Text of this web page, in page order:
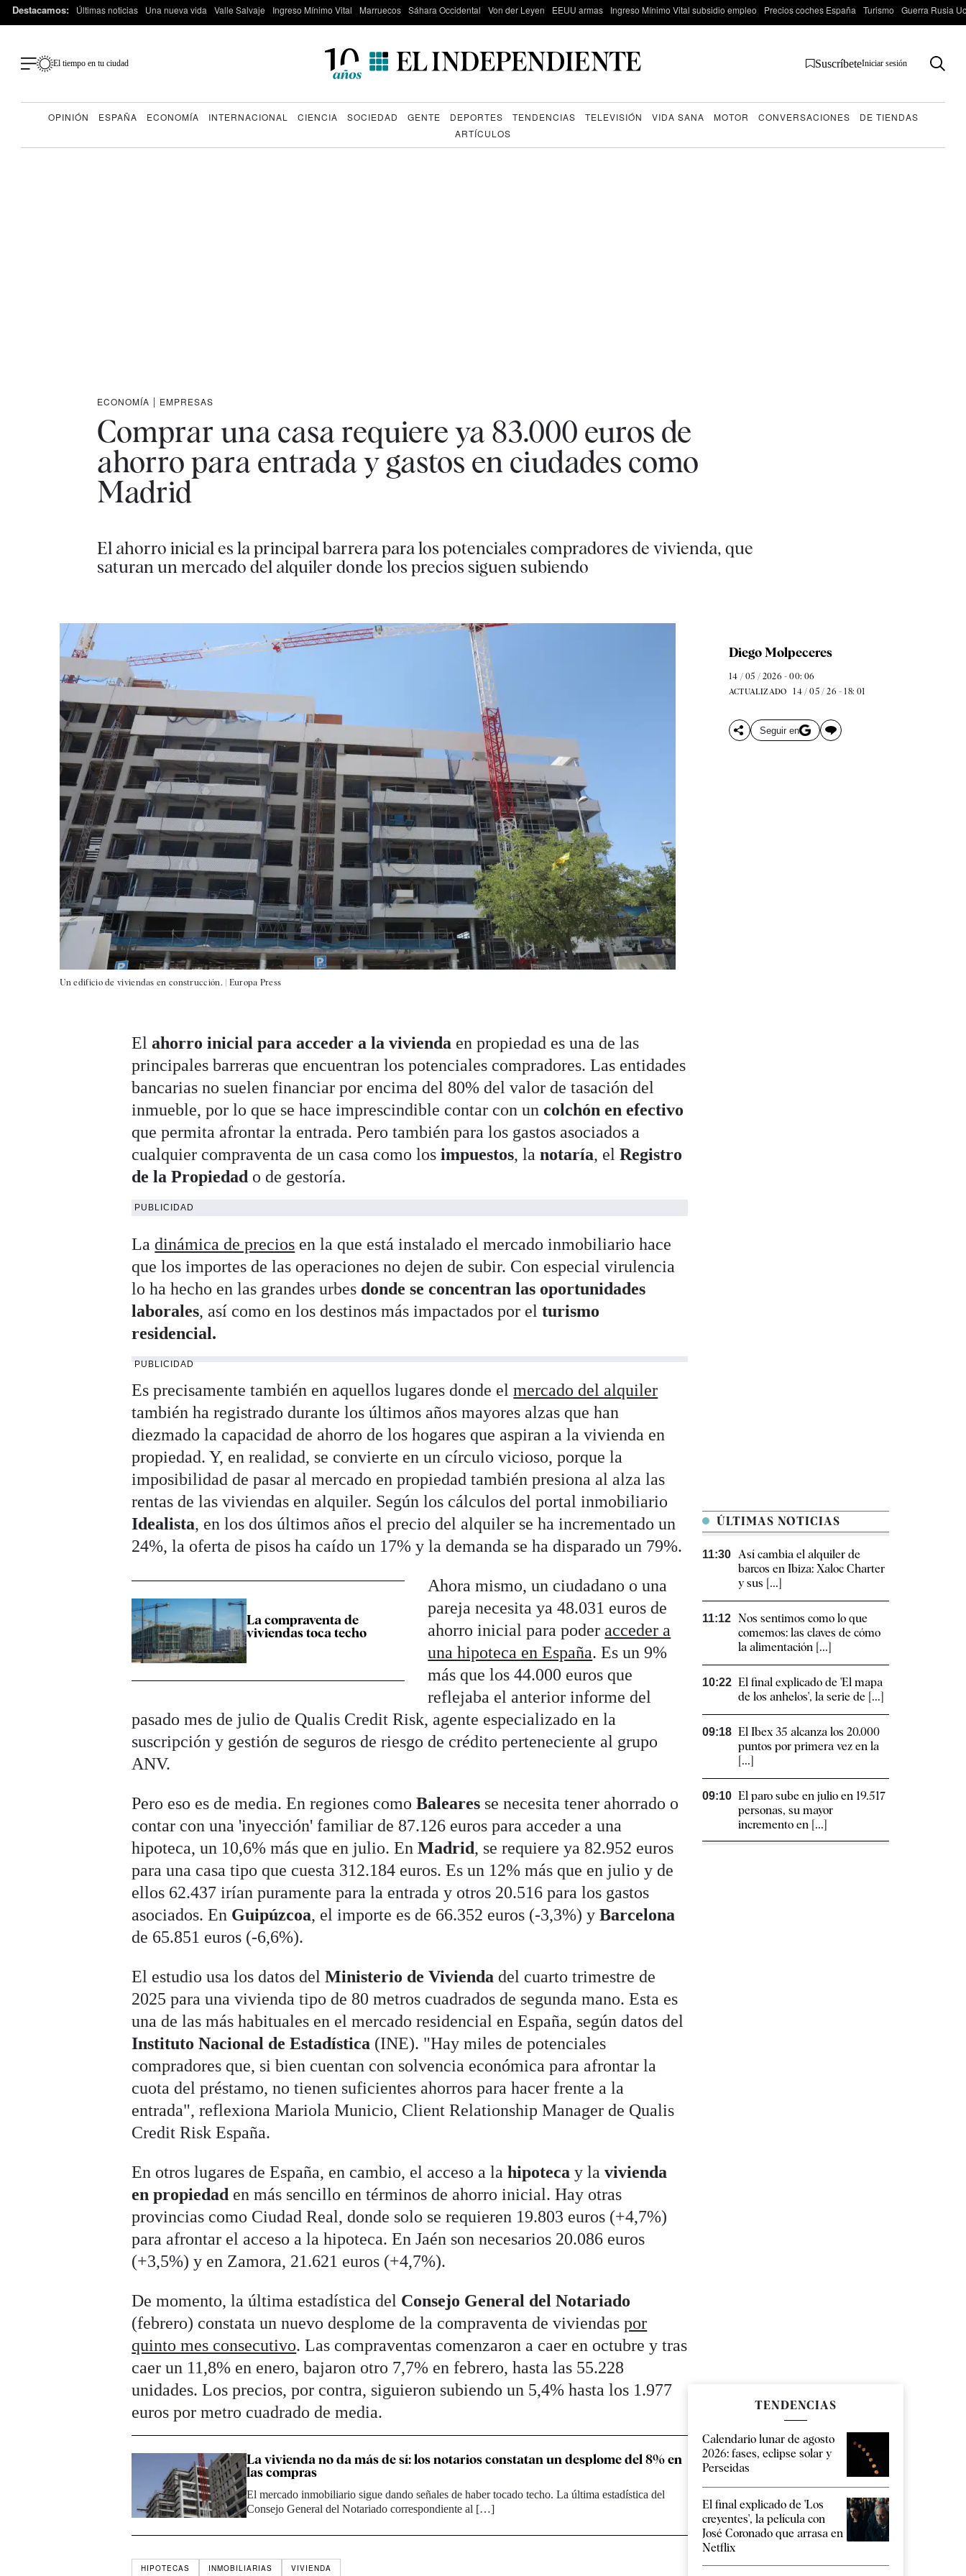
Destacamos: Últimas noticias Una nueva vida Valle Salvaje Ingreso Mínimo Vital Marruecos Sáhara Occidental Von der Leyen EEUU armas Ingreso Mínimo Vital subsidio empleo Precios coches España Turismo Guerra Rusia
El tiempo en tu ciudad SuscríbeteIniciar sesión
OPINIÓN ESPAÑA ECONOMÍA INTERNACIONAL CIENCIA SOCIEDAD GENTE DEPORTES TENDENCIAS TELEVISIÓN VIDA SANA MOTOR CONVERSACIONES
DE TIENDAS
ARTÍCULOS
ECONOMÍA | EMPRESAS
Comprar una casa requiere ya 83.000 euros de
ahorro para entrada y gastos en ciudades como
Madrid
El ahorro inicial es la principal barrera para los potenciales compradores de vivienda, que
saturan un mercado del alquiler donde los precios siguen subiendo
Un edificio de viviendas en construcción. | Europa Press
Diego Molpeceres
14 / 05 / 2026 - 00: 06
ACTUALIZADO 14 / 05 / 26 - 18: 01
Seguir en
Elahorro inicial para acceder a la vivienda en propiedad es una de las
principales barreras que encuentran los potenciales compradores. Las entidades
bancarias no suelen financiar por encima del 80% del valor de tasación del
inmueble, por lo que se hace imprescindible contar con un colchón en efectivo
que permita afrontar la entrada. Pero también para los gastos asociados a
cualquier compraventa de un casa como losimpuestos, lanotaría, elRegistro
de la Propiedad o de gestoría.
PUBLICIDAD
Ladinámica de precios en la que está instalado el mercado inmobiliario hace
que los importes de las operaciones no dejen de subir. Con especial virulencia
lo ha hecho en las grandes urbes donde se concentran las oportunidades
laborales, así como en los destinos más impactados por el turismo
residencial.
PUBLICIDAD
Es precisamente también en aquellos lugares donde elmercado del alquiler
también ha registrado durante los últimos años mayores alzas que han
diezmado la capacidad de ahorro de los hogares que aspiran a la vivienda en
propiedad. Y, en realidad, se convierte en un círculo vicioso, porque la
imposibilidad de pasar al mercado en propiedad también presiona al alza las
rentas de las viviendas en alquiler. Según los cálculos del portal inmobiliario
Idealista, en los dos últimos años el precio del alquiler se ha incrementado un
24%, la oferta de pisos ha caído un 17% y la demanda se ha disparado un 79%.
La compraventa de
viviendas toca techo
Ahora mismo, un ciudadano o una
pareja necesita ya 48.031 euros de
ahorro inicial para poder acceder a
una hipoteca en España. Es un 9%
más que los 44.000 euros que
reflejaba el anterior informe del
pasado mes de julio de Qualis Credit Risk, agente especializado en la
suscripción y gestión de seguros de riesgo de crédito perteneciente al grupo
ANV.
Pero eso es de media. En regiones comoBaleares se necesita tener ahorrado o
contar con una 'inyección' familiar de 87.126 euros para acceder a una
hipoteca, un 10,6% más que en julio. EnMadrid, se requiere ya 82.952 euros
para una casa tipo que cuesta 312.184 euros. Es un 12% más que en julio y de
ellos 62.437 irían puramente para la entrada y otros 20.516 para los gastos
asociados. En Guipúzcoa, el importe es de 66.352 euros (-3,3%) yBarcelona
de 65.851 euros (-6,6%).
El estudio usa los datos delMinisterio de Vivienda del cuarto trimestre de
2025 para una vivienda tipo de 80 metros cuadrados de segunda mano. Esta es
una de las más habituales en el mercado residencial en España, según datos del
Instituto Nacional de Estadística (INE). "Hay miles de potenciales
compradores que, si bien cuentan con solvencia económica para afrontar la
cuota del préstamo, no tienen suficientes ahorros para hacer frente a la
entrada", reflexiona Mariola Municio, Client Relationship Manager de Qualis
Credit Risk España.
En otros lugares de España, en cambio, el acceso a lahipotecay lavivienda
en propiedad en más sencillo en términos de ahorro inicial. Hay otras
provincias como Ciudad Real, donde solo se requieren 19.803 euros (+4,7%)
para afrontar el acceso a la hipoteca. En Jaén son necesarios 20.086 euros
(+3,5%) y en Zamora, 21.621 euros (+4,7%).
De momento, la última estadística del Consejo General del Notariado
(febrero) constata un nuevo desplome de la compraventa de viviendaspor
quinto mes consecutivo. Las compraventas comenzaron a caer en octubre y tras
caer un 11,8% en enero, bajaron otro 7,7% en febrero, hasta las 55.228
unidades. Los precios, por contra, siguieron subiendo un 5,4% hasta los 1.977
euros por metro cuadrado de media.
La vivienda no da más de sí: los notarios constatan un desplome del 8% en
las compras
El mercado inmobiliario sigue dando señales de haber tocado techo. La última estadística del
Consejo General del Notariado correspondiente al […]
HIPOTECAS INMOBILIARIAS VIVIENDA
ÚLTIMAS NOTICIAS
11:30 Así cambia el alquiler de
barcos en Ibiza: Xaloc Charter
y sus [...]
11:12 Nos sentimos como lo que
comemos: las claves de cómo
la alimentación [...]
10:22 El final explicado de 'El mapa
de los anhelos', la serie de [...]
09:18 El Ibex 35 alcanza los 20.000
puntos por primera vez en la
[...]
09:10 El paro sube en julio en 19.517
personas, su mayor
incremento en [...]
TENDENCIAS
Calendario lunar de agosto
2026: fases, eclipse solar y
Perseidas
El final explicado de 'Los
creyentes', la película con
José Coronado que arrasa en
Netflix